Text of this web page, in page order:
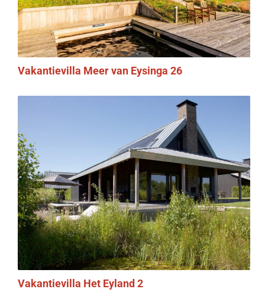
Vakantievilla Meer van Eysinga 26
Vakantievilla Het Eyland 2